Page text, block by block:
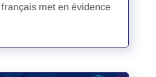
met en évidence